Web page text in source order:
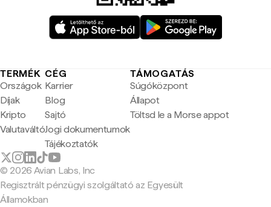
TERMÉK
Országok
Díjak
Kripto
Valutaváltó
CÉG
Karrier
Blog
Sajtó
Jogi dokumentumok
Tájékoztatók
TÁMOGATÁS
Súgóközpont
Állapot
Töltsd le a Morse appot
© 2026 Avian Labs, Inc
Regisztrált pénzügyi szolgáltató az Egyesült
Államokban